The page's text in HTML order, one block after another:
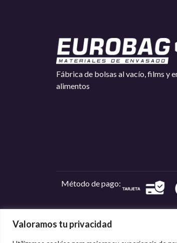
Valoramos tu privacidad
Fábrica de bolsas al vacío, films y
alimentos
Método de pago: